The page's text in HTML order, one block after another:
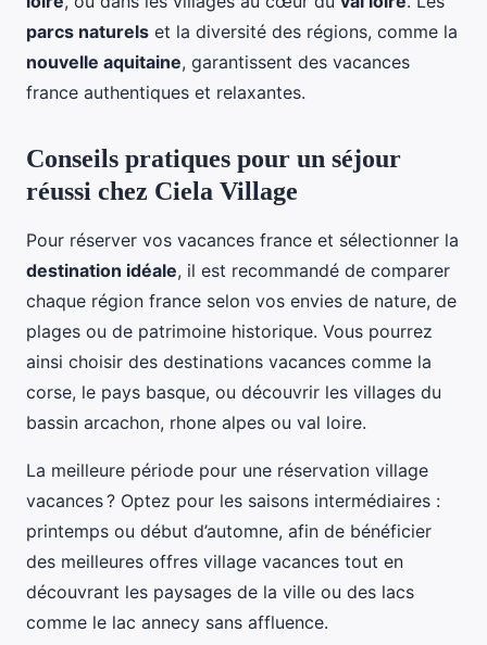
parcs naturels et la diversité des régions, comme la
nouvelle aquitaine, garantissent des vacances
france authentiques et relaxantes.
Conseils pratiques pour un séjour
réussi chez Ciela Village
Pour réserver vos vacances france et sélectionner la
destination idéale, il est recommandé de comparer
chaque région france selon vos envies de nature, de
plages ou de patrimoine historique. Vous pourrez
ainsi choisir des destinations vacances comme la
corse, le pays basque, ou découvrir les villages du
bassin arcachon, rhone alpes ou val loire.
La meilleure période pour une réservation village
vacances ? Optez pour les saisons intermédiaires :
printemps ou début d’automne, afin de bénéficier
des meilleures offres village vacances tout en
découvrant les paysages de la ville ou des lacs
comme le lac annecy sans affluence.